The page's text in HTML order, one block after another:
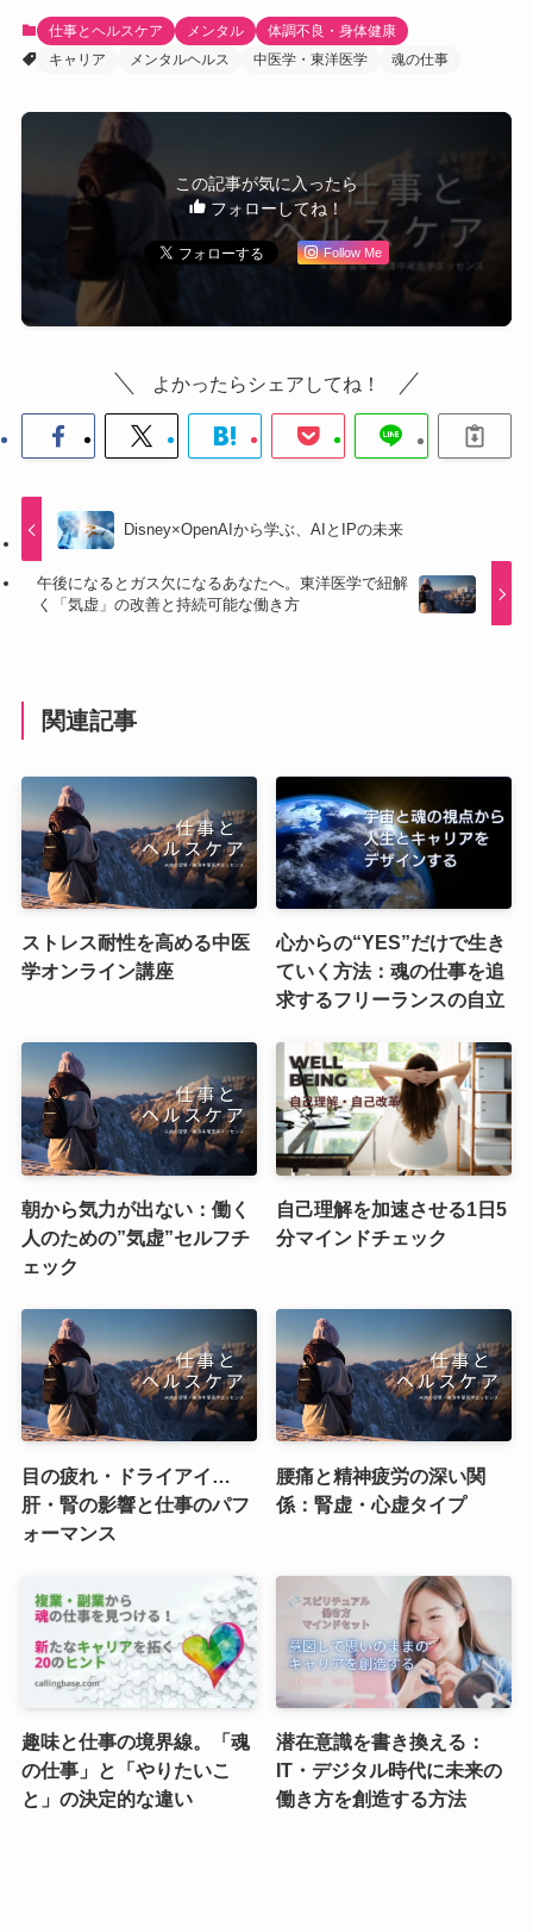
仕事とヘルスケア メンタル
体調不良・身体健康
キャリア
メンタルヘルス 中医学・東洋医学 魂の仕事
この記事が気に入ったら
フォローしてね！
Follow Me
よかったらシェアしてね！
Disney×OpenAIから学ぶ、AIとIPの未来
午後になるとガス欠になるあなたへ。東洋医学で紐解
く「気虚」の改善と持続可能な働き方
関連記事
ストレス耐性を高める中医
学オンライン講座
心からの“YES”だけで生き
ていく方法：魂の仕事を追
求するフリーランスの自立
朝から気力が出ない：働く
人のための”気虚”セルフチ
ェック
自己理解を加速させる1日5
分マインドチェック
目の疲れ・ドライアイ…
肝・腎の影響と仕事のパフ
ォーマンス
腰痛と精神疲労の深い関
係：腎虚・心虚タイプ
趣味と仕事の境界線。「魂
の仕事」と「やりたいこ
と」の決定的な違い
潜在意識を書き換える：
IT・デジタル時代に未来の
働き方を創造する方法